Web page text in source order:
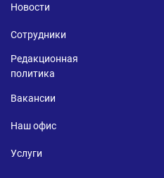
Новости
Сотрудники
Редакционная
политика
Вакансии
Наш офис
Услуги